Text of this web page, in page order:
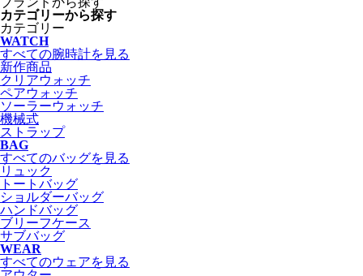
カテゴリーから探す
カテゴリー
WATCH
すべての腕時計を見る
新作商品
クリアウォッチ
ペアウォッチ
ソーラーウォッチ
機械式
ストラップ
BAG
すべてのバッグを見る
リュック
トートバッグ
ショルダーバッグ
ハンドバッグ
ブリーフケース
サブバッグ
WEAR
すべてのウェアを見る